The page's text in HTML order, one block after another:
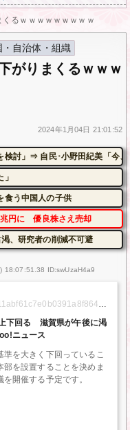
るｗｗｗｗｗｗｗｗｗ
・自治体・組織
がりまくるｗｗｗ
2024年1月04日 21:01:52
検討」⇒ 自民･小野田紀美「今
食う中国人の子供
円に 優良株さえ売却
、研究者の削減不可避
18:07:51.38 ID:swUzaH4a9
下回る 滋賀県が午後に渇
ニュース
を大きく下回っているこ
を設置することを決めま
開催する予定です。